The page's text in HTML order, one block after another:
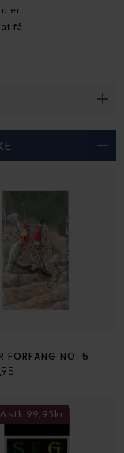
er
få
FORFANG NO. 5
stk 99,95kr